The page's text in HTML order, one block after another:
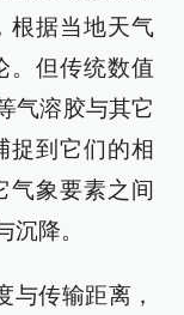
根据当地天气
。但传统数值
气溶胶与其它
捉到它们的相
气象要素之间
沉降。
与传输距离，